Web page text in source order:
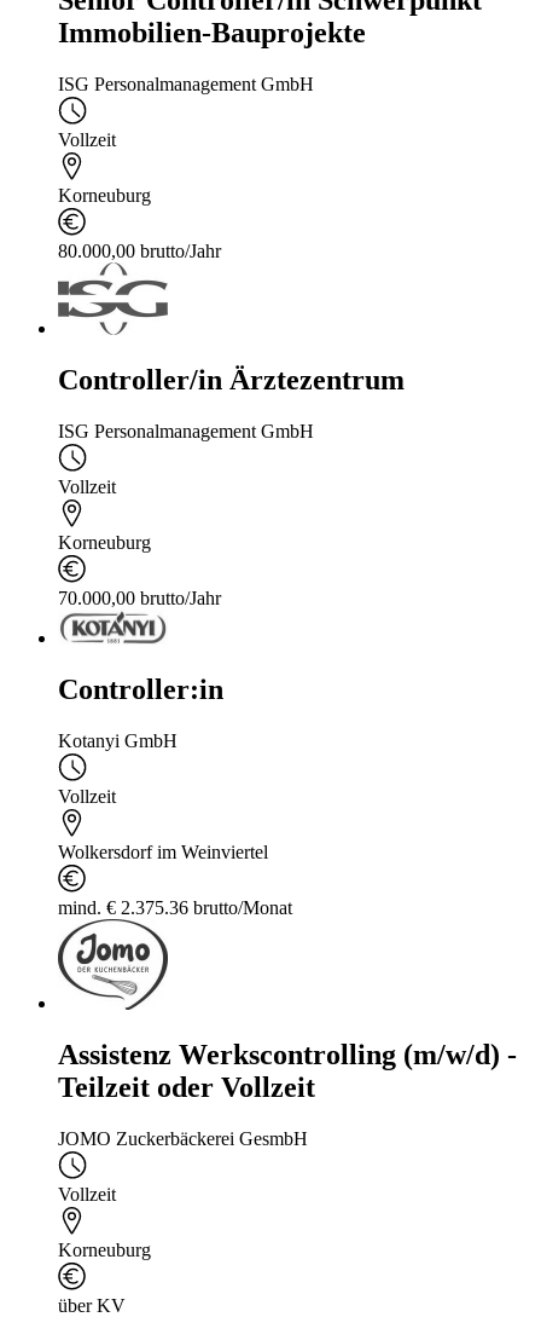
Immobilien-Bauprojekte
ISG Personalmanagement GmbH
Vollzeit
Korneuburg
80.000,00 brutto/Jahr
Controller/in Ärztezentrum
ISG Personalmanagement GmbH
Vollzeit
Korneuburg
70.000,00 brutto/Jahr
Controller:in
Kotanyi GmbH
Vollzeit
Wolkersdorf im Weinviertel
mind. € 2.375.36 brutto/Monat
Assistenz Werkscontrolling (m/w/d) -
Teilzeit oder Vollzeit
JOMO Zuckerbäckerei GesmbH
Vollzeit
Korneuburg
über KV